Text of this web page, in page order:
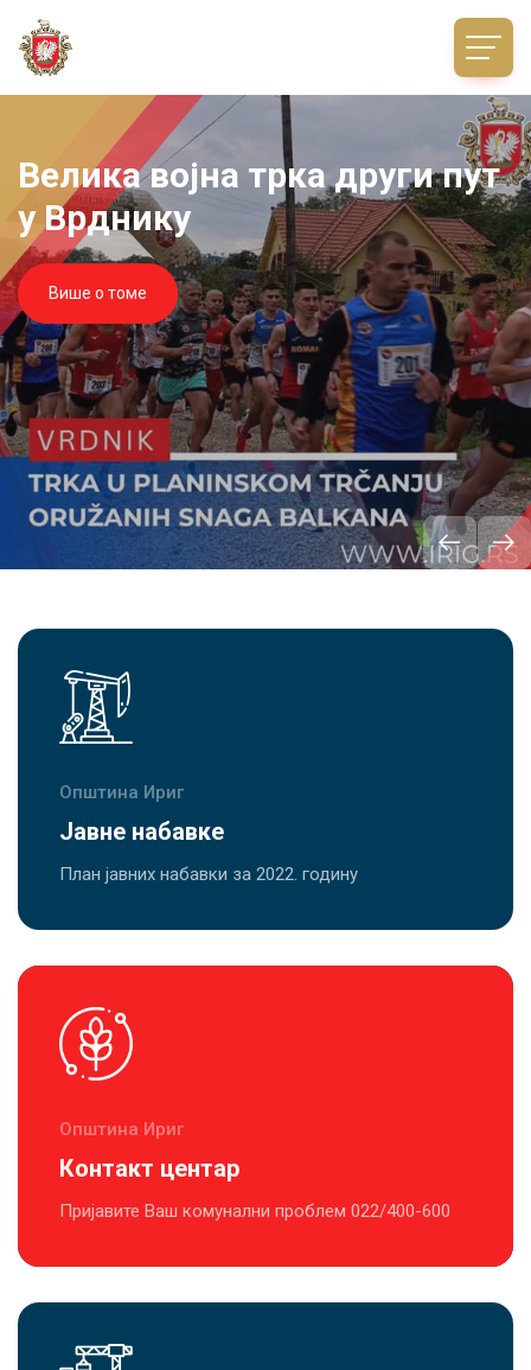
Велика војна трка други пут
у Врднику
Више о томе
Општина Ириг
Јавне набавке
План јавних набавки за 2022. годину
Општина Ириг
Контакт центар
Пријавите Ваш комунални проблем 022/400-600